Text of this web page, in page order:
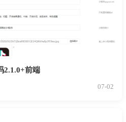
2.1.0+前端
07-02